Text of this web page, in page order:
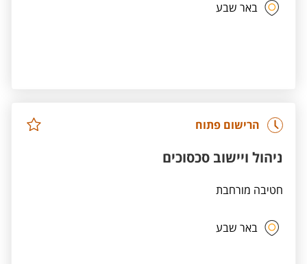
באר שבע
הרישום פתוח
ניהול ויישוב סכסוכים
חטיבה מורחבת
באר שבע